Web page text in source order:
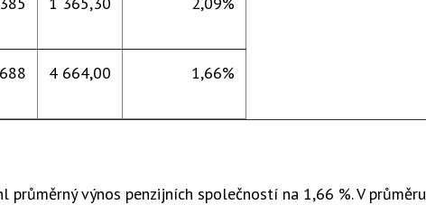
4 664,00 1,66%
průměrný výnos penzijních společností na 1,66 %. V průměru